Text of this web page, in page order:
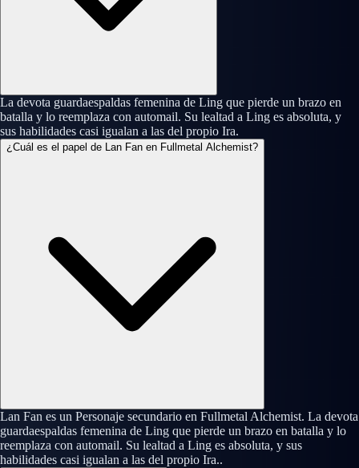
La devota guardaespaldas femenina de Ling que pierde un brazo en
batalla y lo reemplaza con automail. Su lealtad a Ling es absoluta, y
sus habilidades casi igualan a las del propio Ira.
¿Cuál es el papel de Lan Fan en Fullmetal Alchemist?
Lan Fan es un Personaje secundario en Fullmetal Alchemist. La devota
guardaespaldas femenina de Ling que pierde un brazo en batalla y lo
reemplaza con automail. Su lealtad a Ling es absoluta, y sus
habilidades casi igualan a las del propio Ira..